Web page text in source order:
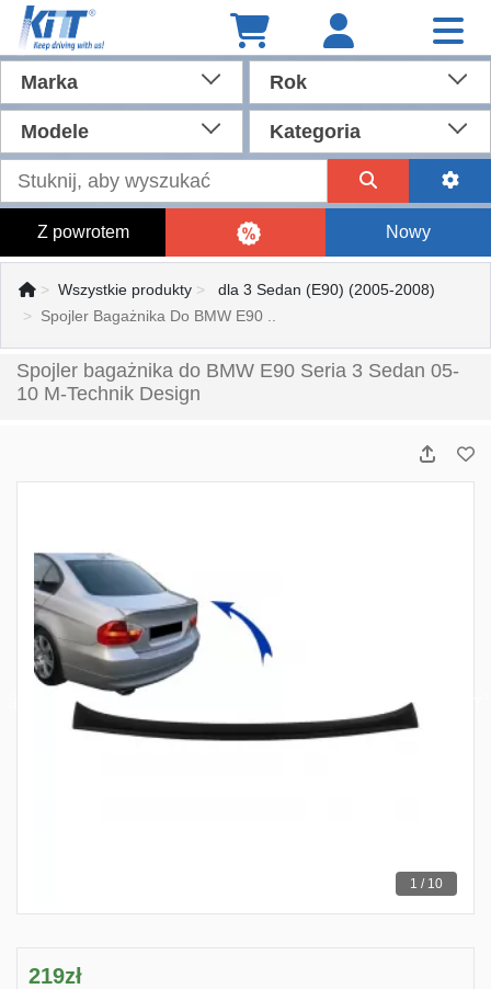
Marka Rok
Modele Kategoria
Z powrotem Nowy
Wszystkie produkty
dla 3 Sedan (E90) (2005-2008)
Spojler Bagażnika Do BMW E90 ..
Spojler bagażnika do BMW E90 Seria 3 Sedan 05-
10 M-Technik Design
1 / 10
219zł